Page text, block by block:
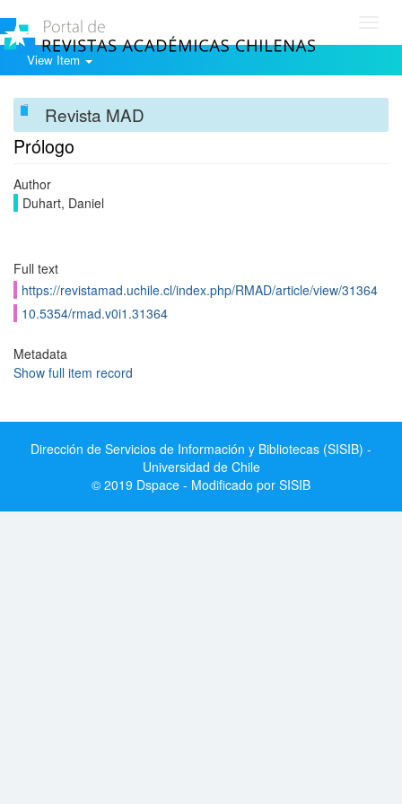
View Item
Revista MAD
Prólogo
Author
Duhart, Daniel
Full text
https://revistamad.uchile.cl/index.php/RMAD/article/view/31364
10.5354/rmad.v0i1.31364
Metadata
Show full item record
Dirección de Servicios de Información y Bibliotecas (SISIB) -
Universidad de Chile
© 2019 Dspace - Modificado por SISIB